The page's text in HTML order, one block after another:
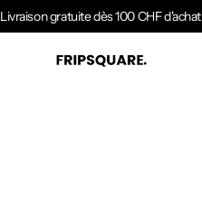
Livraison gratuite dès 100 CHF d'achat